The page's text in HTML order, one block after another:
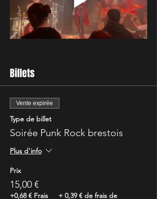
Billets
Vente expirée
Type de billet
Soirée Punk Rock brestois
Plus d'info
Prix
15,00 €
+0,68 € Frais
+ 0,39 € de frais de